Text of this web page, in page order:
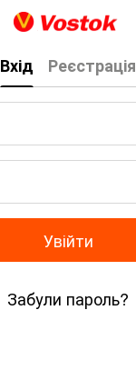
Вхід Реєстрація
Увійти
Забули пароль?